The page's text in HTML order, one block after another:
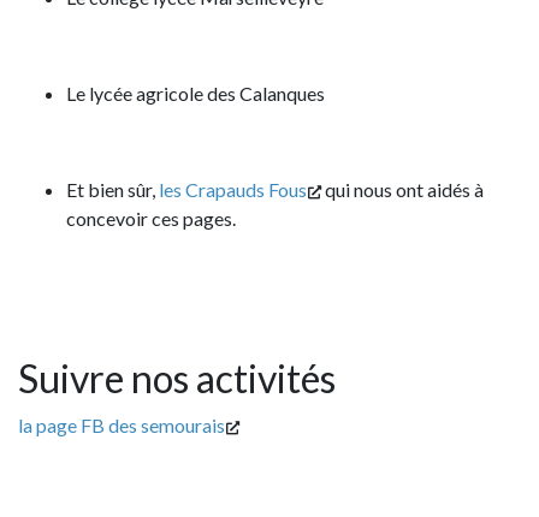
Le lycée agricole des Calanques
Et bien sûr, les Crapauds Fous
qui nous ont aidés à
concevoir ces pages.
Suivre nos activités
la page FB des semourais